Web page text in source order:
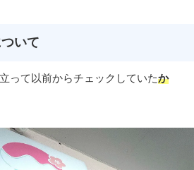
いて
って以前からチェックしていたか